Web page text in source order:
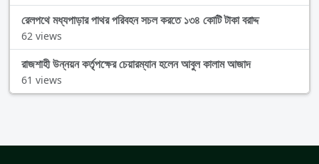
রেলপথে মধ্যপাড়ার পাথর পরিবহন সচল করতে ১৩৪ কোটি টাকা বরাদ্দ
62 views
রাজশাহী উন্নয়ন কর্তৃপক্ষের চেয়ারম্যান হলেন আবুল কালাম আজাদ
61 views